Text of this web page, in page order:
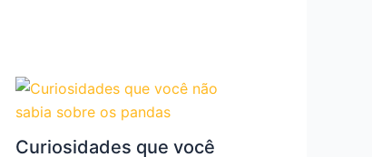
Curiosidades que você